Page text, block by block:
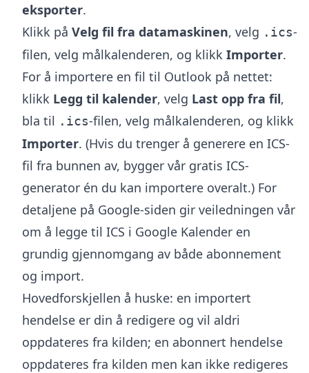
eksporter.
Klikk på Velg fil fra datamaskinen, velg .ics-
filen, velg målkalenderen, og klikk Importer.
For å importere en fil til Outlook på nettet:
klikk Legg til kalender, velg Last opp fra fil,
bla til .ics-filen, velg målkalenderen, og klikk
Importer. (Hvis du trenger å generere en ICS-
fil fra bunnen av, bygger vår gratis ICS-
generator én du kan importere overalt.) For
detaljene på Google-siden gir veiledningen vår
om å legge til ICS i Google Kalender en
grundig gjennomgang av både abonnement
og import.
Hovedforskjellen å huske: en importert
hendelse er din å redigere og vil aldri
oppdateres fra kilden; en abonnert hendelse
oppdateres fra kilden men kan ikke redigeres